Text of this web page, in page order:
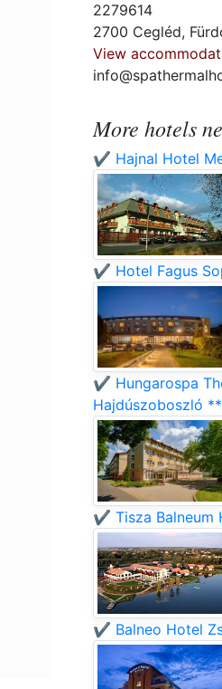
2279614
2700 Cegléd,
View
More hotels
✔️ Hajnal Hotel
✔️ Hotel Fagus
✔️ Hungarospa
Hajdúszoboszló
✔️ Tisza Balneum
✔️ Balneo Hotel